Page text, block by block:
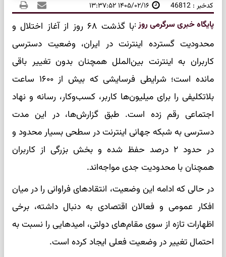
کدخبر : 46812 ۱۴۰۵/۰۲/۱۶ ۱۳:۳۷:۵۲
پایگاه خبری سرگرمی روز:
با گذشت ۶۸ روز از آغاز اختلال و
محدودیت گسترده اینترنت در ایران، وضعیت دسترسی
کاربران به اینترنت بین‌الملل همچنان بدون تغییر باقی
مانده است؛ شرایطی فرسایشی که بیش از ۱۶۰۰ ساعت
بلاتکلیفی را برای میلیون‌ها کاربر، کسب‌وکار، رسانه و نهاد
اجتماعی رقم زده است. طبق گزارش‌ها، در این مدت
دسترسی به شبکه جهانی اینترنت در سطحی بسیار محدود و
در حدود ۲ درصد حفظ شده و بخش بزرگی از کاربران
همچنان با محدودیت جدی مواجه‌اند.
در حالی که ادامه این وضعیت، انتقادهای فراوانی را در میان
افکار عمومی و فعالان اقتصادی به دنبال داشته، برخی
اظهارات تازه از سوی مقام‌های دولتی، امیدهایی را نسبت به
احتمال تغییر در وضعیت فعلی ایجاد کرده است.